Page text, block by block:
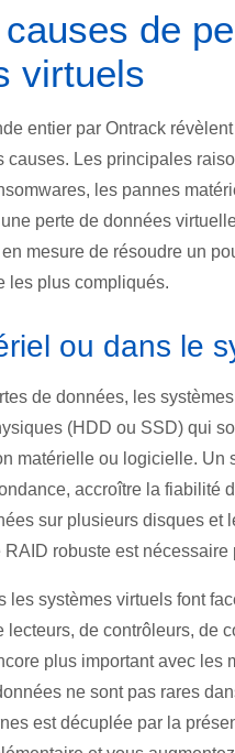
de
virtuels
entier par Ontrack
Les principales
les pannes
perte de données
mesure de résoudre un
les plus compliqués.
ou dans le
de données, les
(HDD ou SSD) qui
matérielle ou logicielle.
accroître la fiabilité
sur plusieurs disques
robuste est
les systèmes virtuels font
de contrôleurs, de
plus important avec
ne sont pas rares
est décuplée par la